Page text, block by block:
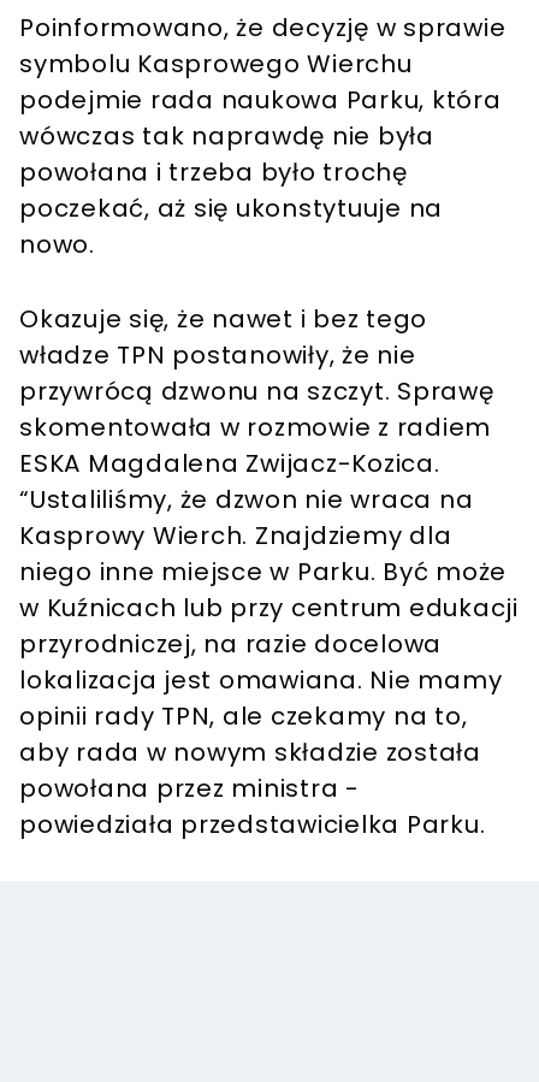
Poinformowano, że decyzję w sprawie
symbolu Kasprowego Wierchu
podejmie rada naukowa Parku, która
wówczas tak naprawdę nie była
powołana i trzeba było trochę
poczekać, aż się ukonstytuuje na
nowo.
Okazuje się, że nawet i bez tego
władze TPN postanowiły, że nie
przywrócą dzwonu na szczyt. Sprawę
skomentowała w rozmowie z radiem
ESKA Magdalena Zwijacz-Kozica.
“Ustaliliśmy, że dzwon nie wraca na
Kasprowy Wierch. Znajdziemy dla
niego inne miejsce w Parku. Być może
w Kuźnicach lub przy centrum edukacji
przyrodniczej, na razie docelowa
lokalizacja jest omawiana. Nie mamy
opinii rady TPN, ale czekamy na to,
aby rada w nowym składzie została
powołana przez ministra -
powiedziała przedstawicielka Parku.